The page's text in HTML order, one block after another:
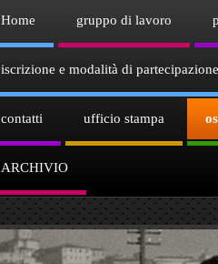
Home gruppo di lavoro
iscrizione e modalità di
contatti ufficio stampa
ARCHIVIO